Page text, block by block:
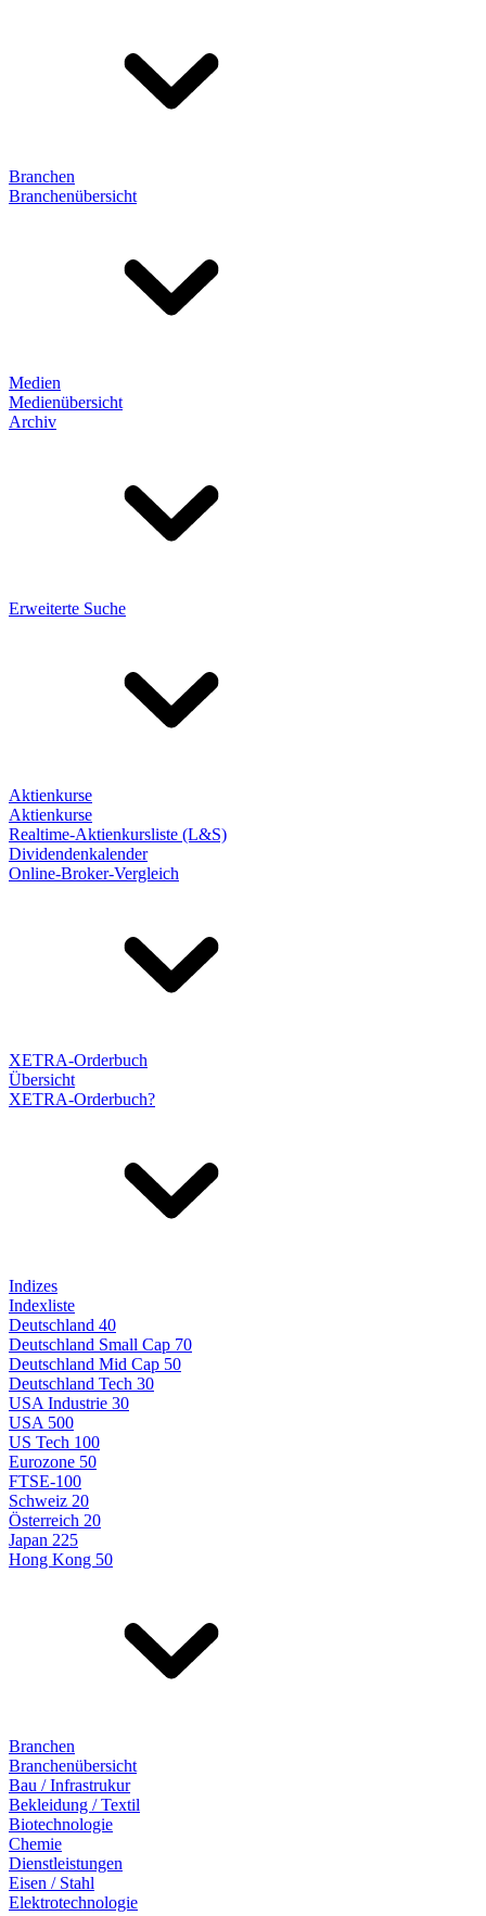
Branchen
Branchenübersicht
Medien
Medienübersicht
Archiv
Erweiterte Suche
Aktienkurse
Aktienkurse
Realtime-Aktienkursliste (L&S)
Dividendenkalender
Online-Broker-Vergleich
XETRA-Orderbuch
Übersicht
XETRA-Orderbuch?
Indizes
Indexliste
Deutschland 40
Deutschland Small Cap 70
Deutschland Mid Cap 50
Deutschland Tech 30
USA Industrie 30
USA 500
US Tech 100
Eurozone 50
FTSE-100
Schweiz 20
Österreich 20
Japan 225
Hong Kong 50
Branchen
Branchenübersicht
Bau / Infrastrukur
Bekleidung / Textil
Biotechnologie
Chemie
Dienstleistungen
Eisen / Stahl
Elektrotechnologie